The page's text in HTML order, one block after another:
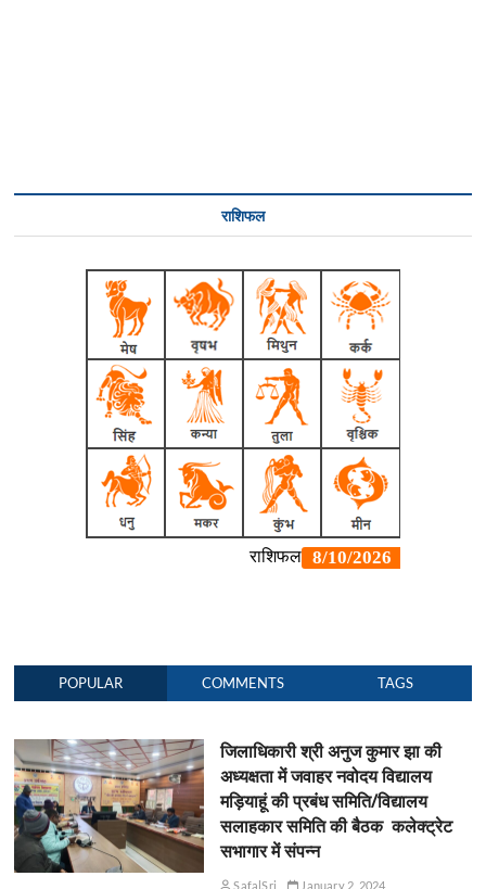
राशिफल
POPULAR COMMENTS TAGS
जिलाधिकारी श्री अनुज कुमार झा की
अध्यक्षता में जवाहर नवोदय विद्यालय
मड़ियाहूं की प्रबंध समिति/विद्यालय
सलाहकार समिति की बैठक कलेक्ट्रेट
सभागार में संपन्न
SafalSri
January 2, 2024